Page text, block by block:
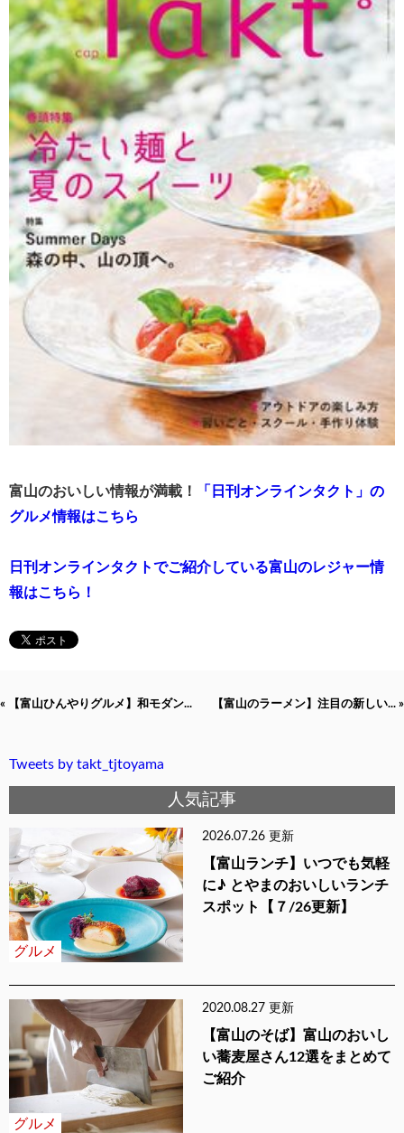
富山のおいしい情報が満載！
「日刊オンラインタクト」の
グルメ情報はこちら
日刊オンラインタクトでご紹介している富山のレジャー情
報はこちら！
« 【富山ひんやりグルメ】和モダン... 【富山のラーメン】注目の新しい... »
Tweets by takt_tjtoyama
人気記事
グルメ
2026.07.26 更新
【富山ランチ】いつでも気軽
に♪ とやまのおいしいランチ
スポット【７/26更新】
グルメ
2020.08.27 更新
【富山のそば】富山のおいし
い蕎麦屋さん12選をまとめて
ご紹介